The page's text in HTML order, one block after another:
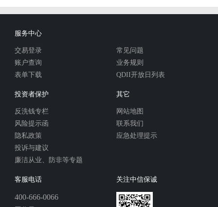
服务中心
交易登录
账户查询
表单下载
常见问题
业务规则
QDII开放日列表
投资者保护
反洗钱专栏
风险提示函
隐私政策
投诉与建议
廉洁从业、防非等专题
其它
网站地图
联系我们
应急处理提示
客服电话
400-666-0066
关注中信保诚